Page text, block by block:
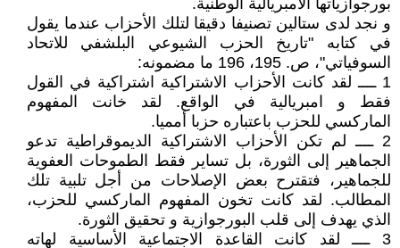
بورجوازياتها الامبريالية الوطنية.
و نجد لدى ستالين تصنيفا دقيقا لتلك الأحزاب عندما يقول
في كتابه "تاريخ الحزب الشيوعي البلشفي للاتحاد
السوفياتي"، ص. 195، 196 ما مضمونه:
1 ــــ لقد كانت الأحزاب الاشتراكية اشتراكية في القول
فقط و امبريالية في الواقع. لقد خانت المفهوم
الماركسي للحزب باعتباره حزبا أمميا.
2 ــــ لم تكن الأحزاب الاشتراكية الديموقراطية تدعو
الجماهير إلى الثورة، بل تساير فقط الطموحات العفوية
للجماهير، فتقترح بعض الإصلاحات من أجل تلبية تلك
المطالب. لقد كانت تخون المفهوم الماركسي للحزب،
الذي يهدف إلى قلب البورجوازية و تحقيق الثورة.
3 ــــ لقد كانت القاعدة الاجتماعية الأساسية لهاته